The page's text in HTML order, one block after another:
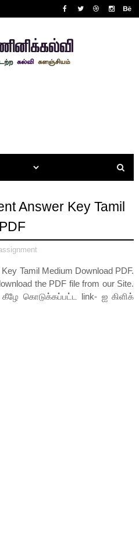
Answer Key Tamil
Tamil Medium Download PDF.
the PDF file from our Site.
கொடுக்கப்பட்ட link- ஐ கிளிக்